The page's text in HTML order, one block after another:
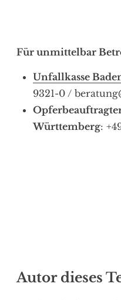
Für unmittelbar
Unfallkasse
9321-0 /
Württemberg:
Autor dieses